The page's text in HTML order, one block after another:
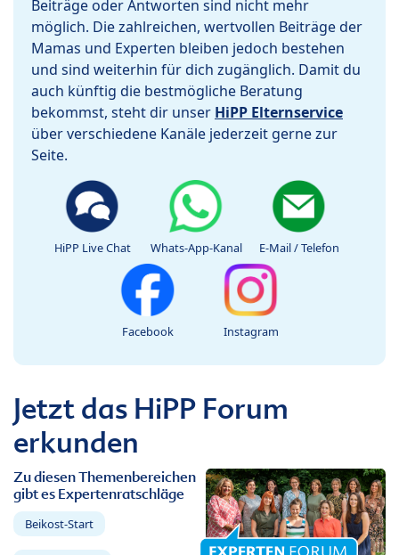
Beiträge oder Antworten sind nicht mehr
möglich. Die zahlreichen, wertvollen Beiträge der
Mamas und Experten bleiben jedoch bestehen
und sind weiterhin für dich zugänglich. Damit du
auch künftig die bestmögliche Beratung
bekommst, steht dir unser HiPP Elternservice
über verschiedene Kanäle jederzeit gerne zur
Seite.
HiPP Live Chat Whats-App-Kanal E-Mail / Telefon
Facebook Instagram
Jetzt das HiPP Forum
erkunden
Zu diesen Themenbereichen
gibt es Expertenratschläge
Beikost-Start